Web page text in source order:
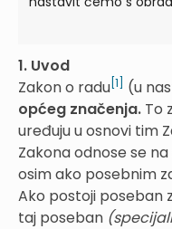
1. Uvod
Zakon o radu [1]
(u
općeg značenja. To
uređuju u osnovi tim
Zakona odnose se
osim ako posebnim
Ako postoji poseban
taj poseban